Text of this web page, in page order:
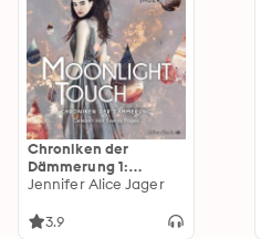
Chroniken der
Dämmerung 1:
Moonlight Touch
Jennifer Alice Jager
3.9